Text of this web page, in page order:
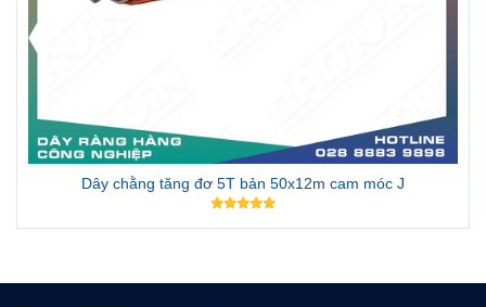
Dây chằng tăng đơ 5T bản 50x12m cam móc J